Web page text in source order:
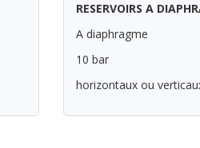
RESERVOIRS A
A diaphragme
10 bar
horizontaux ou